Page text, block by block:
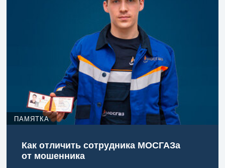
ПАМЯТКА
Как отличить сотрудника МОСГАЗа
от мошенника